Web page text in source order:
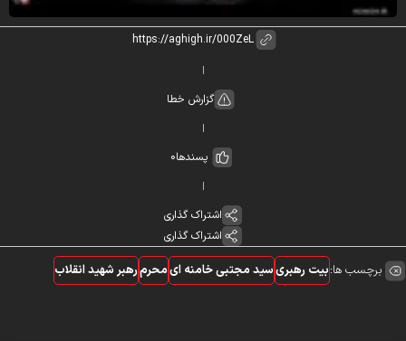
گزارش خطا
پسندها0
اشتراک گذاری
اشتراک گذاری
برچسب ها:بیت رهبریسید مجتبی خامنه ایمحرمرهبر شهید انقلاب